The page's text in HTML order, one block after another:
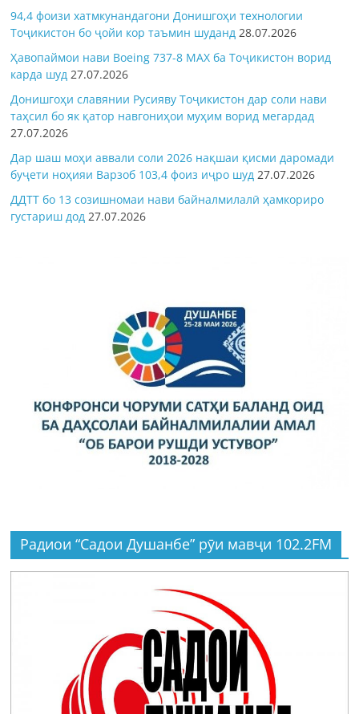
94,4 фоизи хатмкунандагони Донишгоҳи технологии
Тоҷикистон бо ҷойи кор таъмин шуданд 28.07.2026
Ҳавопаймои нави Boeing 737-8 MAX ба Тоҷикистон ворид
карда шуд 27.07.2026
Донишгоҳи славянии Русияву Тоҷикистон дар соли нави
таҳсил бо як қатор навгониҳои муҳим ворид мегардад
27.07.2026
Дар шаш моҳи аввали соли 2026 нақшаи қисми даромади
буҷети ноҳияи Варзоб 103,4 фоиз иҷро шуд 27.07.2026
ДДТТ бо 13 созишномаи нави байналмилалӣ ҳамкориро
густариш дод 27.07.2026
Радиои “Садои Душанбе” рӯи мавҷи 102.2FM